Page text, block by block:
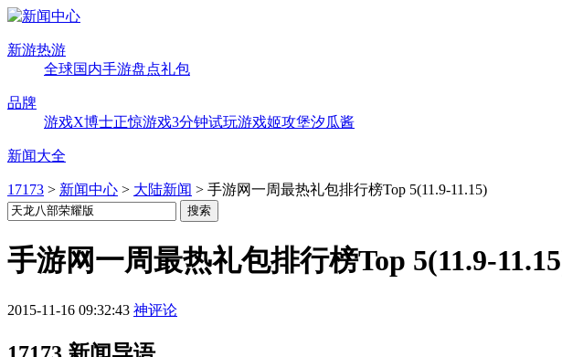
新游热游
全球国内手游盘点礼包
品牌
游戏X博士正惊游戏3分钟试玩游戏姬攻堡汐瓜酱
新闻大全
17173 > 新闻中心 > 大陆新闻 > 手游网一周最热礼包排行榜Top 5(11.9-11.15)
手游网一周最热礼包排行榜Top 5(11.9-
2015-11-16 09:32:43 神评论